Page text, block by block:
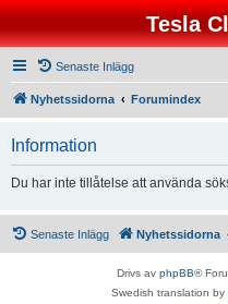
Tesla
Senaste Inlägg
Nyhetssidorna Forumindex
Information
Du har inte tillåtelse att använda
Senaste Inlägg Nyhetssidorna
Drivs av phpBB®
Swedish translation by